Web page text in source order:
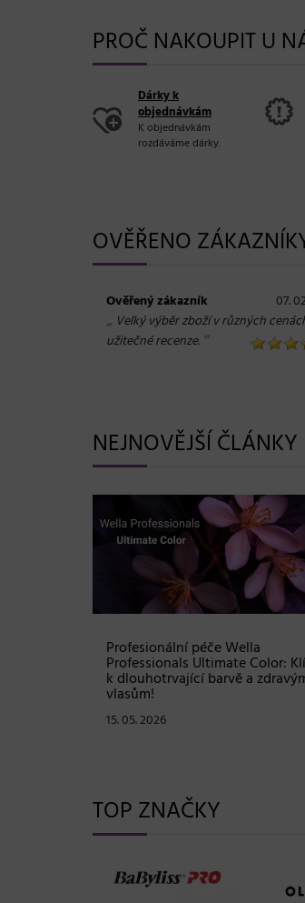
PROČ NAKOUPIT U
Dárky k
objednávkám
K objednávkám
rozdáváme dárky.
OVĚŘENO
Ověřený zákazník 07.
„ Velký výběr zboží v různých
užitečné recenze. “
NEJNOVĚJŠÍ ČLÁNKY
Profesionální péče Wella
Professionals Ultimate Color:
k dlouhotrvající barvě a
vlasům!
15. 05. 2026
TOP ZNAČKY